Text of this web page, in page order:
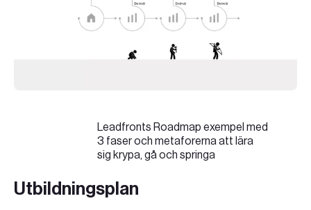
Leadfronts Roadmap exempel med
3 faser och metaforerna att lära
sig krypa, gå och springa
Utbildningsplan